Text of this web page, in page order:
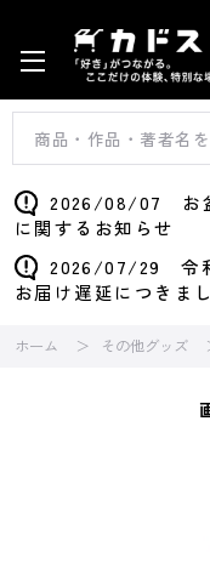
2026/08/07 お
に関するお知らせ
2026/07/29 令
お届け遅延につきま
ホーム その他グッズ